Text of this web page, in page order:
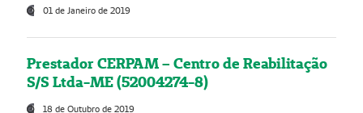
01 de Janeiro de 2019
Prestador CERPAM – Centro de Reabilitação
S/S Ltda-ME (52004274-8)
18 de Outubro de 2019